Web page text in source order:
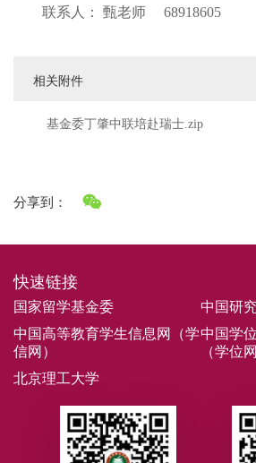
联系人： 甄老师 68918605
相关附件
基金委丁肇中联培赴瑞士.zip
分享到：
快速链接
国家留学基金委
中国研
中国高等教育学生信息网（学
信网）
中国学
（学位网
北京理工大学